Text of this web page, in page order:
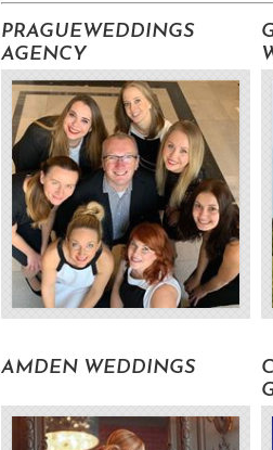
PRAGUEWEDDINGS
AGENCY
Volat pro zjištění ceny
AMDEN WEDDINGS